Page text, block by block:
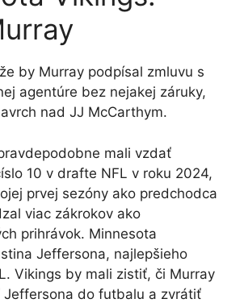
by Murray podpísal zmluvu s
agentúre bez nejakej záruky,
nad JJ McCarthym.
mali vzdať
10 v drafte NFL v roku 2024,
prvej sezóny ako predchodca
viac zákrokov ako
prihrávok. Minnesota
Jeffersona, najlepšieho
Vikings by mali zistiť, či Murray
do futbalu a zvrátiť